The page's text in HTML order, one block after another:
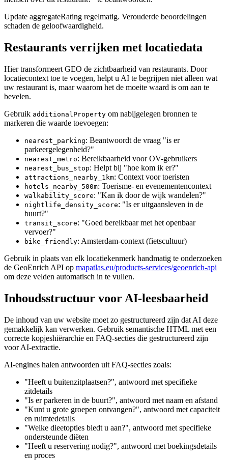
Update aggregateRating regelmatig. Verouderde beoordelingen
schaden de geloofwaardigheid.
Restaurants verrijken met locatiedata
Hier transformeert GEO de zichtbaarheid van restaurants. Door
locatiecontext toe te voegen, helpt u AI te begrijpen niet alleen wat
uw restaurant is, maar waarom het de moeite waard is om aan te
bevelen.
Gebruik additionalProperty om nabijgelegen bronnen te
markeren die waarde toevoegen:
nearest_parking: Beantwoordt de vraag "is er
parkeergelegenheid?"
nearest_metro: Bereikbaarheid voor OV-gebruikers
nearest_bus_stop: Helpt bij "hoe kom ik er?"
attractions_nearby_1km: Context voor toeristen
hotels_nearby_500m: Toerisme- en evenementencontext
walkability_score: "Kan ik door de wijk wandelen?"
nightlife_density_score: "Is er uitgaansleven in de
buurt?"
transit_score: "Goed bereikbaar met het openbaar
vervoer?"
bike_friendly: Amsterdam-context (fietscultuur)
Gebruik in plaats van elk locatiekenmerk handmatig te onderzoeken
de GeoEnrich API op mapatlas.eu/products-services/geoenrich-api
om deze velden automatisch in te vullen.
Inhoudsstructuur voor AI-leesbaarheid
De inhoud van uw website moet zo gestructureerd zijn dat AI deze
gemakkelijk kan verwerken. Gebruik semantische HTML met een
correcte kopjeshiërarchie en FAQ-secties die gestructureerd zijn
voor AI-extractie.
AI-engines halen antwoorden uit FAQ-secties zoals:
"Heeft u buitenzitplaatsen?", antwoord met specifieke
zitdetails
"Is er parkeren in de buurt?", antwoord met naam en afstand
"Kunt u grote groepen ontvangen?", antwoord met capaciteit
en ruimtedetails
"Welke dieetopties biedt u aan?", antwoord met specifieke
ondersteunde diëten
"Heeft u reservering nodig?", antwoord met boekingsdetails
en proces